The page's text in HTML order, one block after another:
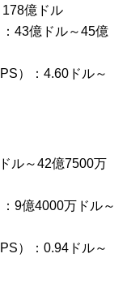
億ドル
43億ドル～45億
）：4.60ドル～
ル～42億7500万
9億4000万ドル～
）：0.94ドル～